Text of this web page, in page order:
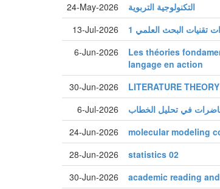
24-May-2026
التكنولوجية التربوية
13-Jul-2026
تقنيات البحث العلمي 1
6-Jun-2026
Les théories
langage en action
30-Jun-2026 LITERATURE
6-Jul-2026
في تحليل الخطاب
24-Jun-2026
molecular modeling
28-Jun-2026
statistics 02
30-Jun-2026
academic reading